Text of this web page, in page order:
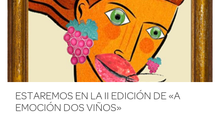
ESTAREMOS EN LA II EDICIÓN DE «A
EMOCIÓN DOS VIÑOS»